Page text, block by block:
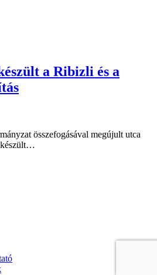
a Ribizli és a
összefogásával megújult utca